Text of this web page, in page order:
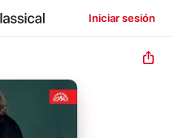
Iniciar sesión